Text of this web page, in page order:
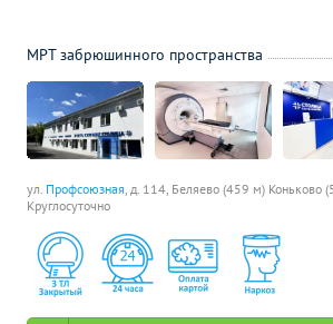
ул. Профсоюзная, д. 114, Беляево (459 м) Коньково
Круглосуточно
МРТ забрюшинного пространства